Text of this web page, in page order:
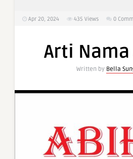
Apr 20, 2024 435 Views 0
Arti Nama
Written by Bella